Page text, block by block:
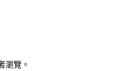
瀏覽。